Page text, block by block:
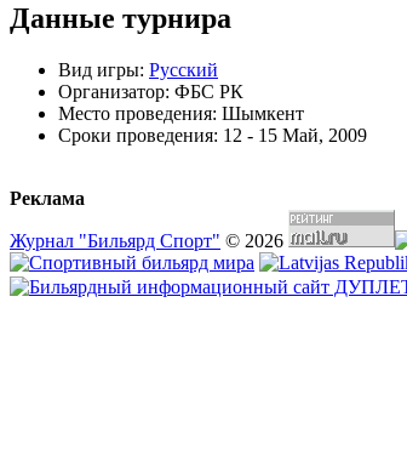
Данные турнира
Вид игры: Русский
Организатор: ФБС РК
Место проведения: Шымкент
Сроки проведения: 12 - 15 Май, 2009
Реклама
Журнал "Бильярд Спорт" © 2026